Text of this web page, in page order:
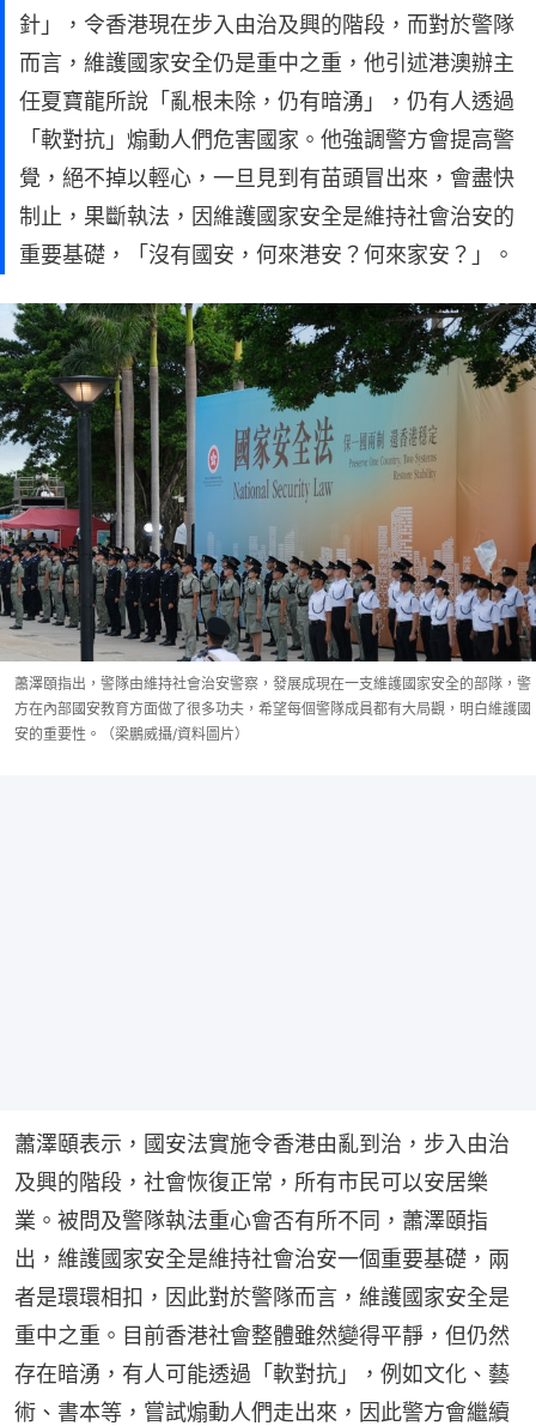
針」，令香港現在步入由治及興的階段，而對於警隊
而言，維護國家安全仍是重中之重，他引述港澳辦主
任夏寶龍所說「亂根未除，仍有暗湧」，仍有人透過
「軟對抗」煽動人們危害國家。他強調警方會提高警
覺，絕不掉以輕心，一旦見到有苗頭冒出來，會盡快
制止，果斷執法，因維護國家安全是維持社會治安的
重要基礎，「沒有國安，何來港安？何來家安？」。
蕭澤頤指出，警隊由維持社會治安警察，發展成現在一支維護國家安全的部隊，警
方在內部國安教育方面做了很多功夫，希望每個警隊成員都有大局觀，明白維護國
安的重要性。（梁鵬威攝/資料圖片）
蕭澤頤表示，國安法實施令香港由亂到治，步入由治
及興的階段，社會恢復正常，所有市民可以安居樂
業。被問及警隊執法重心會否有所不同，蕭澤頤指
出，維護國家安全是維持社會治安一個重要基礎，兩
者是環環相扣，因此對於警隊而言，維護國家安全是
重中之重。目前香港社會整體雖然變得平靜，但仍然
存在暗湧，有人可能透過「軟對抗」，例如文化、藝
術、書本等，嘗試煽動人們走出來，因此警方會繼續